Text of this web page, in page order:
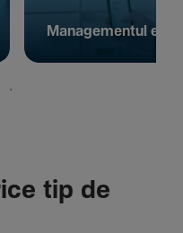
Managementul
tip de